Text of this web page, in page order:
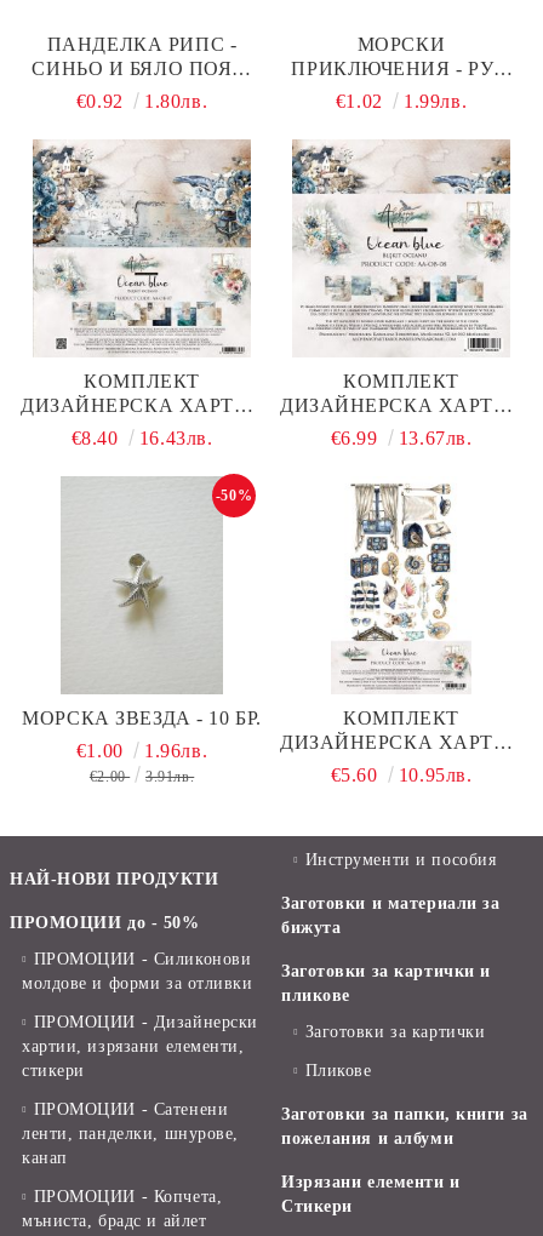
ПАНДЕЛКА РИПС -
СИНЬО И БЯЛО ПОЯС,
КОТВА, РУЛ - 2,00 М./
€0.92 1.80лв.
МОРСКИ
ПРИКЛЮЧЕНИЯ - РУЛ,
КОМПАС И КОТВА - 3
€1.02 1.99лв.
КОМПЛЕКТ
ДИЗАЙНЕРСКА ХАРТИЯ
- OCEAN BLUE - 6
€8.40 16.43лв.
КОМПЛЕКТ
ДИЗАЙНЕРСКА ХАРТИЯ
- OCEAN BLUE - 12
€6.99 13.67лв.
МОРСКА ЗВЕЗДА - 10 БР.
-50%
€1.00 1.96лв.
€2.00 3.91лв.
КОМПЛЕКТ
ДИЗАЙНЕРСКА ХАРТИЯ
- OCEAN BLUE - 7
€5.60 10.95лв.
НАЙ-НОВИ ПРОДУКТИ
ПРОМОЦИИ до - 50%
ПРОМОЦИИ - Силиконови
молдове и форми за отливки
ПРОМОЦИИ - Дизайнерски
хартии, изрязани елементи,
стикери
ПРОМОЦИИ - Сатенени
ленти, панделки, шнурове,
канап
ПРОМОЦИИ - Копчета,
мъниста, брадс и айлет
Инструменти и пособия
Заготовки и материали за
бижута
Заготовки за картички и
пликове
Заготовки за картички
Пликове
Заготовки за папки, книги за
пожелания и албуми
Изрязани елементи и
Стикери